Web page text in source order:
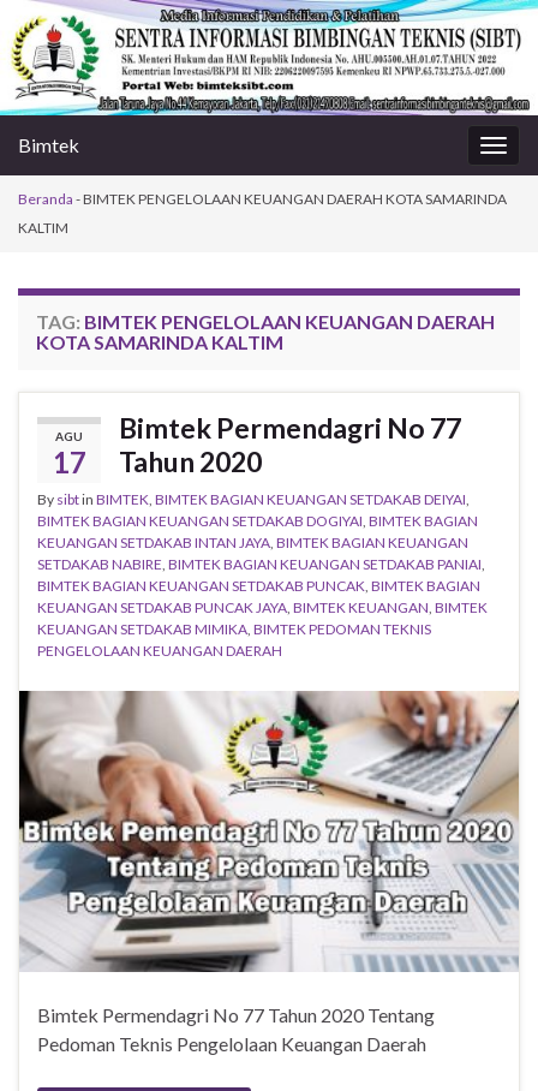
Bimtek
Beranda -BIMTEK PENGELOLAAN KEUANGAN DAERAH KOTA SAMARINDA
KALTIM
TAG: BIMTEK PENGELOLAAN KEUANGAN DAERAH
KOTA SAMARINDA KALTIM
AGU
17
Bimtek Permendagri No 77
Tahun 2020
By sibtin BIMTEK, BIMTEK BAGIAN KEUANGAN SETDAKAB DEIYAI,
BIMTEK BAGIAN KEUANGAN SETDAKAB DOGIYAI, BIMTEK BAGIAN
KEUANGAN SETDAKAB INTAN JAYA, BIMTEK BAGIAN KEUANGAN
SETDAKAB NABIRE, BIMTEK BAGIAN KEUANGAN SETDAKAB PANIAI,
BIMTEK BAGIAN KEUANGAN SETDAKAB PUNCAK, BIMTEK BAGIAN
KEUANGAN SETDAKAB PUNCAK JAYA, BIMTEK KEUANGAN, BIMTEK
KEUANGAN SETDAKAB MIMIKA, BIMTEK PEDOMAN TEKNIS
PENGELOLAAN KEUANGAN DAERAH
Bimtek Permendagri No 77 Tahun 2020 Tentang
Pedoman Teknis Pengelolaan Keuangan Daerah